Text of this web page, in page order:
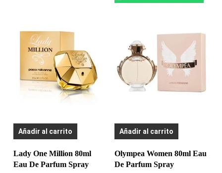
Añadir al carrito
Lady One Million 80ml
Eau De Parfum Spray
Añadir al carrito
Olympea Women 80ml Eau
De Parfum Spray